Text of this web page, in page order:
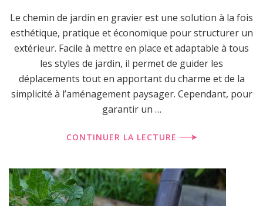
Le chemin de jardin en gravier est une solution à la fois
esthétique, pratique et économique pour structurer un
extérieur. Facile à mettre en place et adaptable à tous
les styles de jardin, il permet de guider les
déplacements tout en apportant du charme et de la
simplicité à l’aménagement paysager. Cependant, pour
garantir un …
CONTINUER LA LECTURE